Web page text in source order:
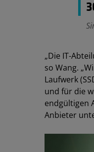
„Die IT-
so Wang.
Laufwerk
und für die
endgültigen
Anbieter